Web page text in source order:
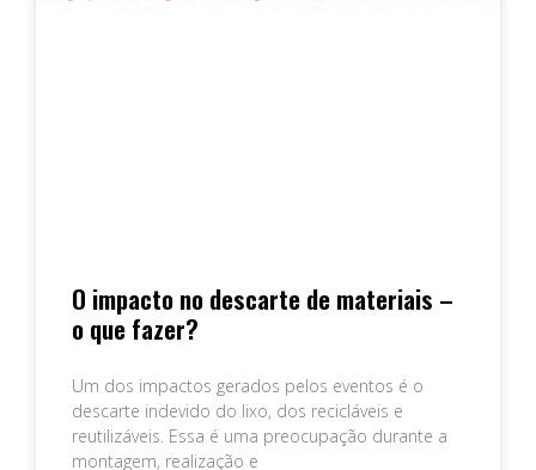
O impacto no descarte de materiais –
o que fazer?
Um dos impactos gerados pelos eventos é o
descarte indevido do lixo, dos recicláveis e
reutilizáveis. Essa é uma preocupação durante a
montagem, realização e